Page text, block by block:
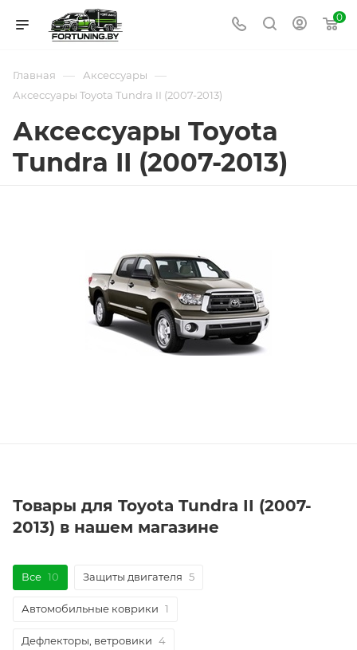
0
Главная — Аксессуары —
Аксессуары Toyota Tundra II (2007-2013)
Аксессуары Toyota
Tundra II (2007-2013)
Товары для Toyota Tundra II (2007-
2013) в нашем магазине
Все 10 Защиты двигателя 5
Автомобильные коврики 1
Дефлекторы, ветровики 4